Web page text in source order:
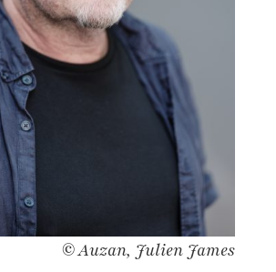
© Auzan, Julien James